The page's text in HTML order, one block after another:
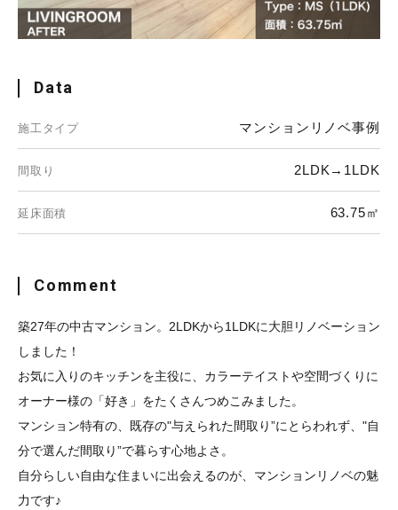
Data
施工タイプ マンションリノベ事例
間取り 2LDK→1LDK
延床面積 63.75㎡
Comment
築27年の中古マンション。2LDKから1LDKに大胆リノベーション
しました！
お気に入りのキッチンを主役に、カラーテイストや空間づくりに
オーナー様の「好き」をたくさんつめこみました。
マンション特有の、既存の"与えられた間取り”にとらわれず、"自
分で選んだ間取り”で暮らす心地よさ。
自分らしい自由な住まいに出会えるのが、マンションリノベの魅
力です♪